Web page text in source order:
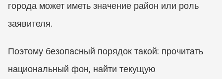
города может иметь значение район или роль
заявителя.
Поэтому безопасный порядок такой: прочитать
национальный фон, найти текущую